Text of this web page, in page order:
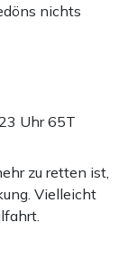
nichts
Uhr65T
zu retten ist,
Vielleicht